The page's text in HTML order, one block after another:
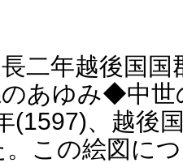
二年越後国国
のあゆみ◆中世
(1597)、越後
この絵図に